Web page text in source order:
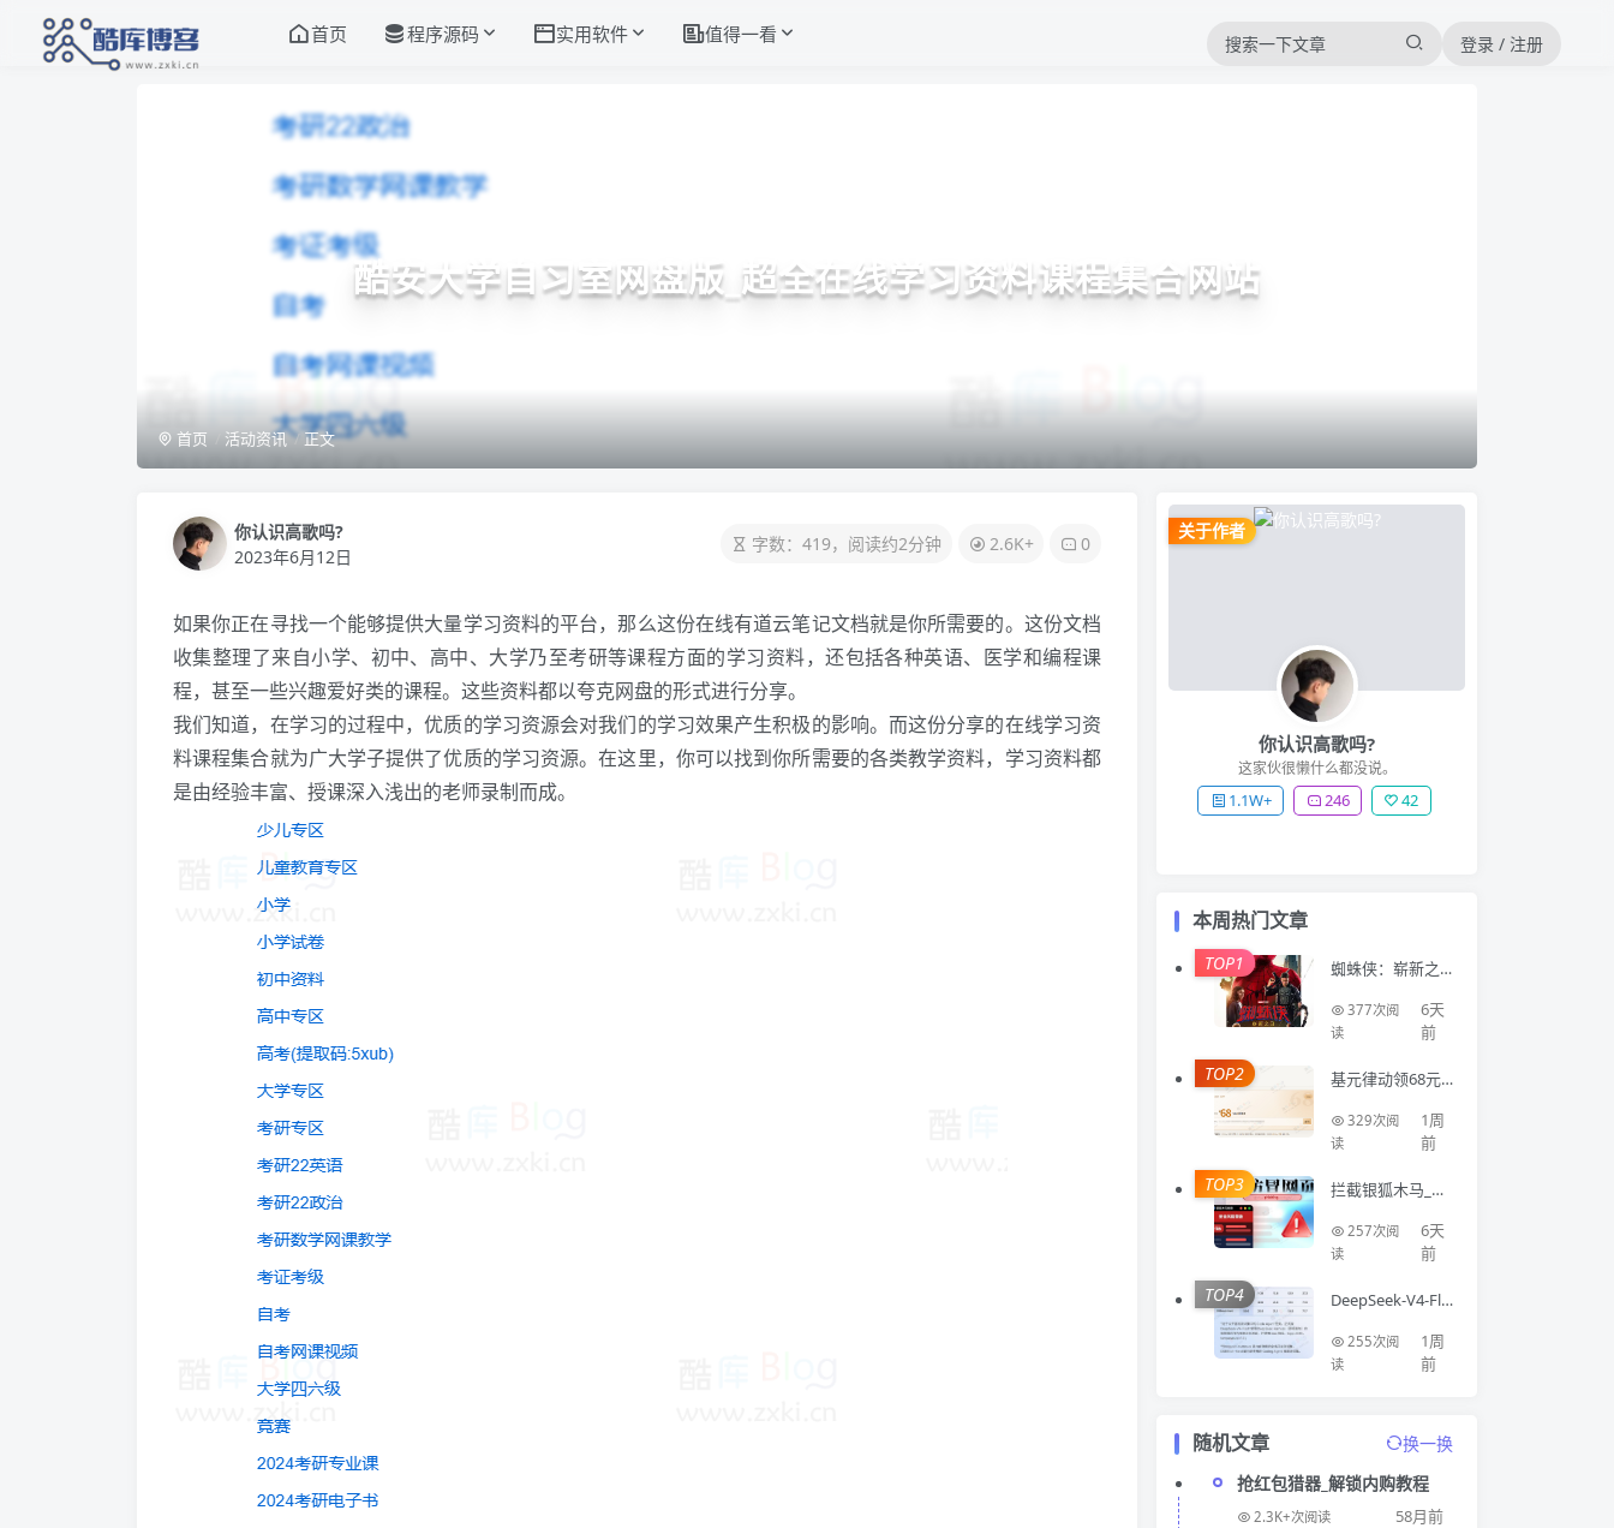
首页 程序源码 实用软件 值得一看 登录 / 注册
酷安大学自习室网盘版_超全在线学习资料课程集合网站
首页 活动资讯 正文
你认识高歌吗?
2023年6月12日
字数：419，阅读约2分钟 2.6K+ 0
如果你正在寻找一个能够提供大量学习资料的平台，那么这份在线有道云笔记文档就是你所需要的。这份文档
收集整理了来自小学、初中、高中、大学乃至考研等课程方面的学习资料，还包括各种英语、医学和编程课
程，甚至一些兴趣爱好类的课程。这些资料都以夸克网盘的形式进行分享。
我们知道，在学习的过程中，优质的学习资源会对我们的学习效果产生积极的影响。而这份分享的在线学习资
料课程集合就为广大学子提供了优质的学习资源。在这里，你可以找到你所需要的各类教学资料，学习资料都
是由经验丰富、授课深入浅出的老师录制而成。
关于作者
你认识高歌吗?
这家伙很懒什么都没说。
1.1W+ 246 42
本周热门文章
TOP1
蜘蛛侠：崭新之
rand New Day (2
026)
377次阅
读
6天
前
TOP2
基元律动领68元A
329次阅
读
1周
前
TOP3
拦截银狐木马_钓
浏览器扩展Virus
Detector
257次阅
读
6天
前
TOP4
DeepSeek-V4-Fla
线公测
255次阅
读
1周
前
随机文章
换一换
抢红包猎器_解锁内购教程
2.3K+次阅读 58月前